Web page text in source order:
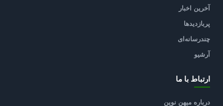
آخرین اخبار
پربازدیدها
چندرسانه‌ای
آرشیو
ارتباط با ما
درباره میهن نوین